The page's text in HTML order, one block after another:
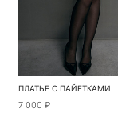
ПЛАТЬЕ С ПАЙЕТКАМИ
7 000 ₽